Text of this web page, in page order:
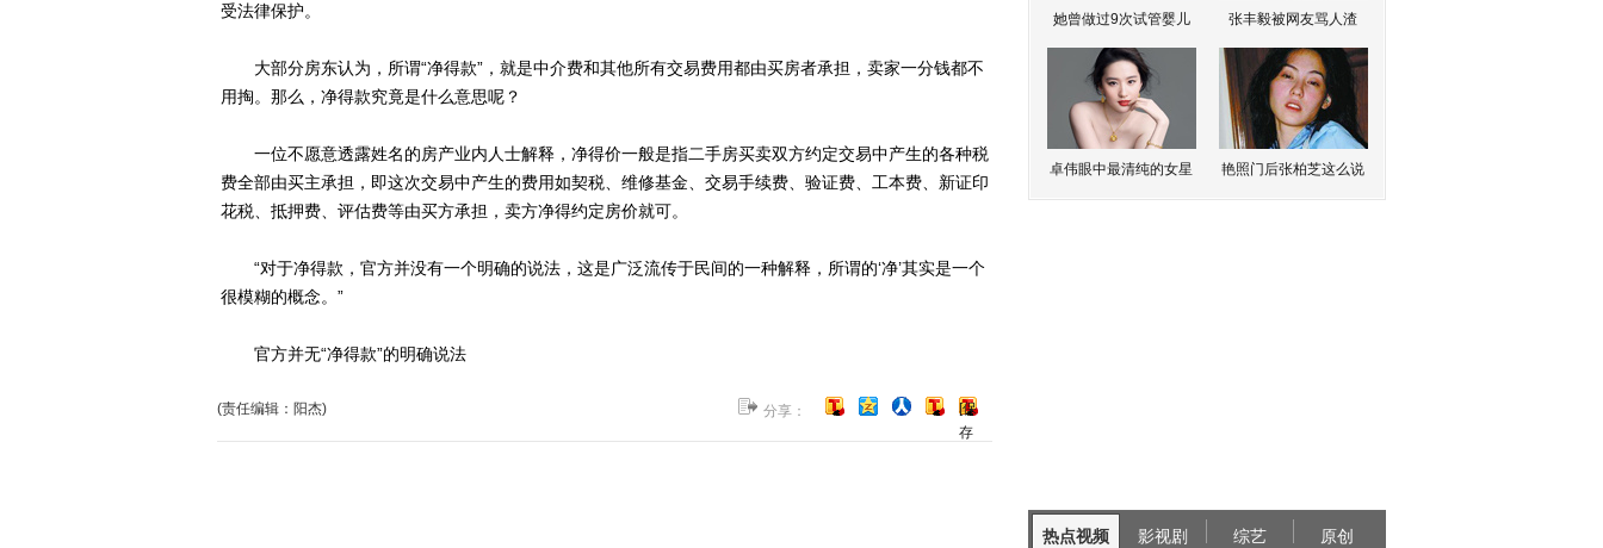
受法律保护。
大部分房东认为，所谓“净得款”，就是中介费和其他所有交易费用都由买房者承担，卖家一分钱都不
用掏。那么，净得款究竟是什么意思呢？
一位不愿意透露姓名的房产业内人士解释，净得价一般是指二手房买卖双方约定交易中产生的各种税
费全部由买主承担，即这次交易中产生的费用如契税、维修基金、交易手续费、验证费、工本费、新证印
花税、抵押费、评估费等由买方承担，卖方净得约定房价就可。
“对于净得款，官方并没有一个明确的说法，这是广泛流传于民间的一种解释，所谓的‘净’其实是一个
很模糊的概念。”
官方并无“净得款”的明确说法
(责任编辑：阳杰) 分享：
[保
存
她曾做过9次试管婴儿 张丰毅被网友骂人渣
卓伟眼中最清纯的女星 艳照门后张柏芝这么说
热点视频 影视剧 综艺 原创